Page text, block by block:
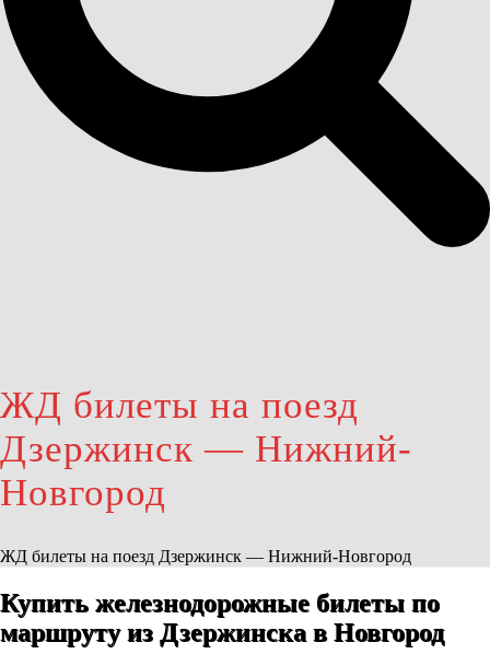
ЖД билеты на поезд
Дзержинск — Нижний-
Новгород
ЖД билеты на поезд Дзержинск — Нижний-Новгород
Купить железнодорожные билеты по
маршруту из Дзержинска в Новгород